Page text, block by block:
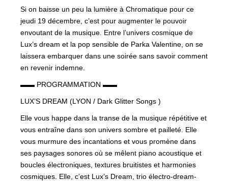
Si on baisse un peu la lumière à Chromatique pour ce
jeudi 19 décembre, c’est pour augmenter le pouvoir
envoutant de la musique. Entre l’univers cosmique de
Lux’s dream et la pop sensible de Parka Valentine, on se
laissera embarquer dans une soirée sans savoir comment
en revenir indemne.
▬▬ PROGRAMMATION ▬▬
LUX’S DREAM (LYON / Dark Glitter Songs )
Elle vous happe dans la transe de la musique répétitive et
vous entraîne dans son univers sombre et pailleté. Elle
vous murmure des incantations et vous promène dans
ses paysages sonores où se mêlent piano acoustique et
boucles électroniques, textures bruitistes et harmonies
cosmiques. Elle, c’est Lux’s Dream, trio électro-dream-